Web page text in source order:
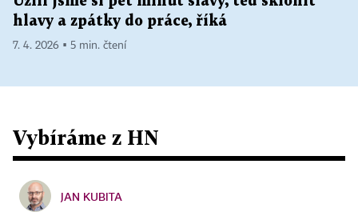
hlavy a zpátky do práce, říká
7. 4. 2026 ▪ 5 min. čtení
Vybíráme z HN
JAN KUBITA